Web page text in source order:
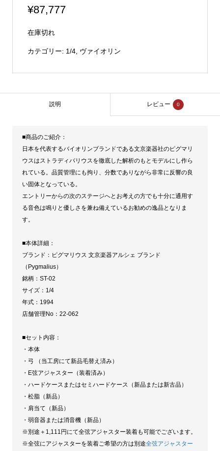
¥87,777
在庫切れ
カテゴリー: 1/4, ヴァイオリン
説明 レビュー 0
■商品のご紹介：
日本を代表するバイオリンブランドである文京楽器社のピグマリ
ウスはストラディバリウスを徹底した解析のもとモデルにし作ら
れている。品質管理にも拘り、分数でありながら非常に反響の良
い固体となっている。
エントリーからの次のステージへとお考えの方でも十分に通用す
る音色は鳴りと優しさを兼ね備えているお勧めの逸品となりま
す。
■本体詳細：
ブランド：ピグマリウス 文京楽器アルシェ ブランド
（Pygmalius）
銘柄：ST-02
サイズ：1/4
年式：1994
店舗管理No：22-062
■セット内容：
・本体
・弓 （当工房にて新品毛替え済み）
・E弦アジャスター（装着済み）
・ハードケースまたはセミハードケース（新品または新古品）
・松脂（新品）
・肩当て（新品）
・弱音器または消音機（新品）
※別途＋1,111円にて全弦アジャスター装着も可能でございます。
※全弦にアジャスターを装着ご希望の方は別途全弦アジャスター